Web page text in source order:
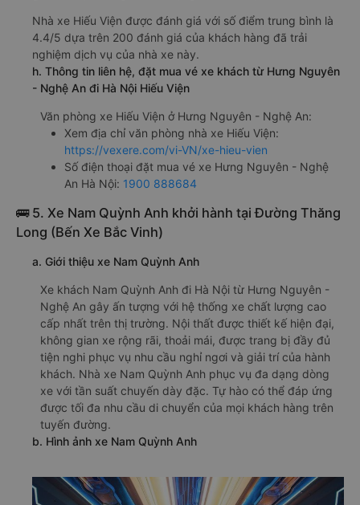
Nhà xe Hiếu Viện được đánh giá với số điểm trung bình là
4.4/5 dựa trên 200 đánh giá của khách hàng đã trải
nghiệm dịch vụ của nhà xe này.
h. Thông tin liên hệ, đặt mua vé xe khách từ Hưng Nguyên
- Nghệ An đi Hà Nội Hiếu Viện
Văn phòng xe Hiếu Viện ở Hưng Nguyên - Nghệ An:
Xem địa chỉ văn phòng nhà xe Hiếu Viện:
https://vexere.com/vi-VN/xe-hieu-vien
Số điện thoại đặt mua vé xe Hưng Nguyên - Nghệ
An Hà Nội: 1900 888684
🚌 5. Xe Nam Quỳnh Anh khởi hành tại Đường Thăng
Long (Bến Xe Bắc Vinh)
a. Giới thiệu xe Nam Quỳnh Anh
Xe khách Nam Quỳnh Anh đi Hà Nội từ Hưng Nguyên -
Nghệ An gây ấn tượng với hệ thống xe chất lượng cao
cấp nhất trên thị trường. Nội thất được thiết kế hiện đại,
không gian xe rộng rãi, thoải mái, được trang bị đầy đủ
tiện nghi phục vụ nhu cầu nghỉ ngơi và giải trí của hành
khách. Nhà xe Nam Quỳnh Anh phục vụ đa dạng dòng
xe với tần suất chuyến dày đặc. Tự hào có thể đáp ứng
được tối đa nhu cầu di chuyển của mọi khách hàng trên
tuyến đường.
b. Hình ảnh xe Nam Quỳnh Anh